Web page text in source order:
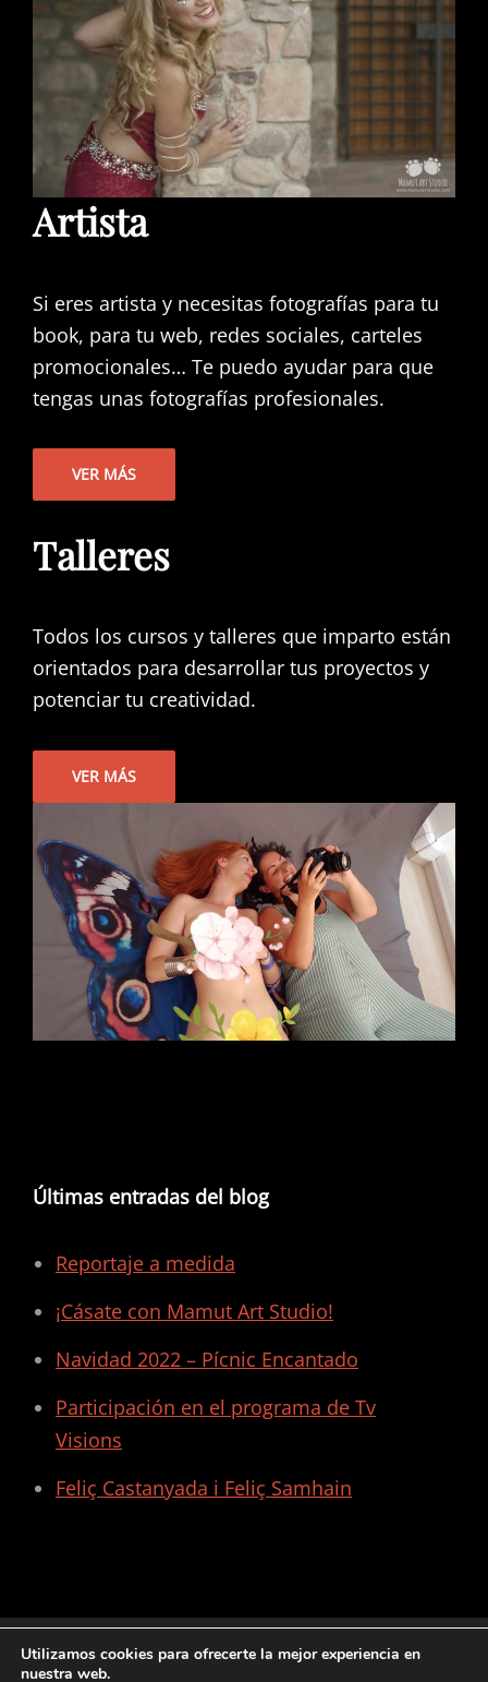
Artista
Si eres artista y necesitas fotografías para tu
book, para tu web, redes sociales, carteles
promocionales… Te puedo ayudar para que
tengas unas fotografías profesionales.
VER MÁS
Talleres
Todos los cursos y talleres que imparto están
orientados para desarrollar tus proyectos y
potenciar tu creatividad.
VER MÁS
Últimas entradas del blog
Reportaje a medida
¡Cásate con Mamut Art Studio!
Navidad 2022 – Pícnic Encantado
Participación en el programa de Tv
Visions
Feliç Castanyada i Feliç Samhain
ARCHIVES
Utilizamos cookies para ofrecerte la mejor experiencia en
nuestra web.